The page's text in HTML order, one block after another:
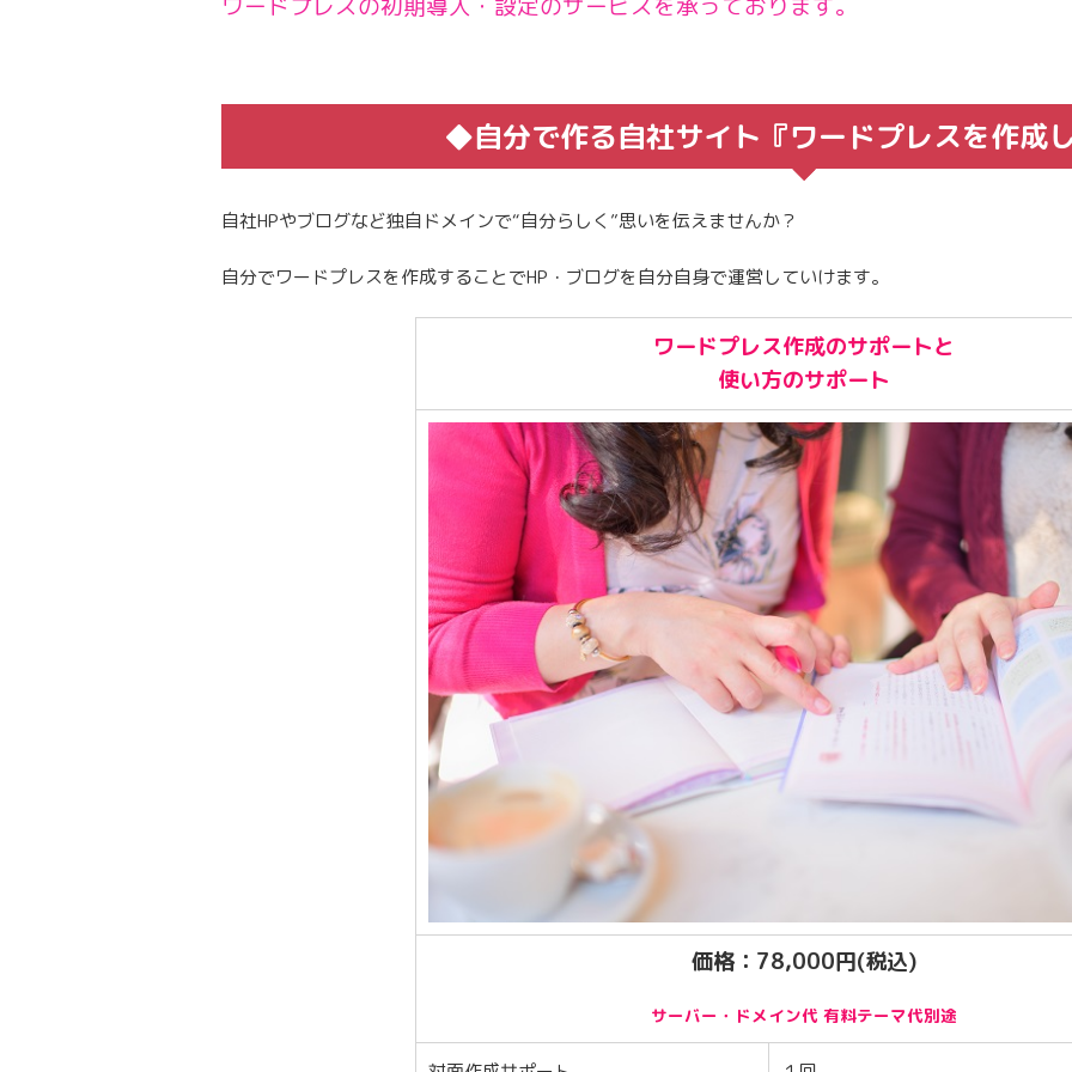
ワードプレスの初期導入・設定のサービスを承っております。
◆自分で作る自社サイト『ワードプレスを作成
自社HPやブログなど独自ドメインで“自分らしく”思いを伝えませんか？
自分でワードプレスを作成することでHP・ブログを自分自身で運営していけます。
ワードプレス作成のサポートと
使い方のサポート
価格：78,000円(税込)
サーバー・ドメイン代 有料テーマ代別途